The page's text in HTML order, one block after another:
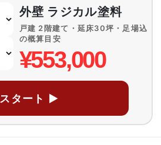
外壁 ラジカル塗料
戸建 2階建て・延床30坪・足場込
の概算目安
¥553,000
スタート ▶